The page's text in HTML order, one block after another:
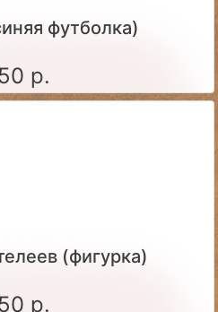
футболка)
р.
(фигурка)
р.